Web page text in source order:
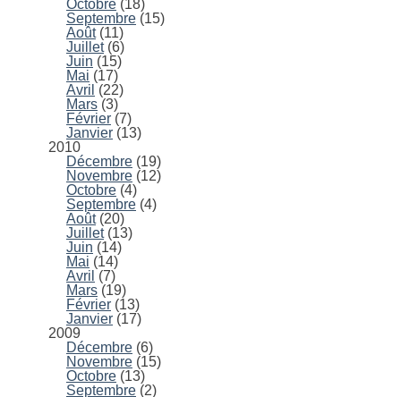
Octobre (18)
Septembre (15)
Août(11)
Juillet(6)
Juin (15)
Mai (17)
Avril (22)
Mars (3)
Février (7)
Janvier (13)
2010
Décembre (19)
Novembre (12)
Octobre (4)
Septembre (4)
Août(20)
Juillet(13)
Juin (14)
Mai (14)
Avril (7)
Mars (19)
Février (13)
Janvier (17)
2009
Décembre (6)
Novembre (15)
Octobre (13)
Septembre (2)